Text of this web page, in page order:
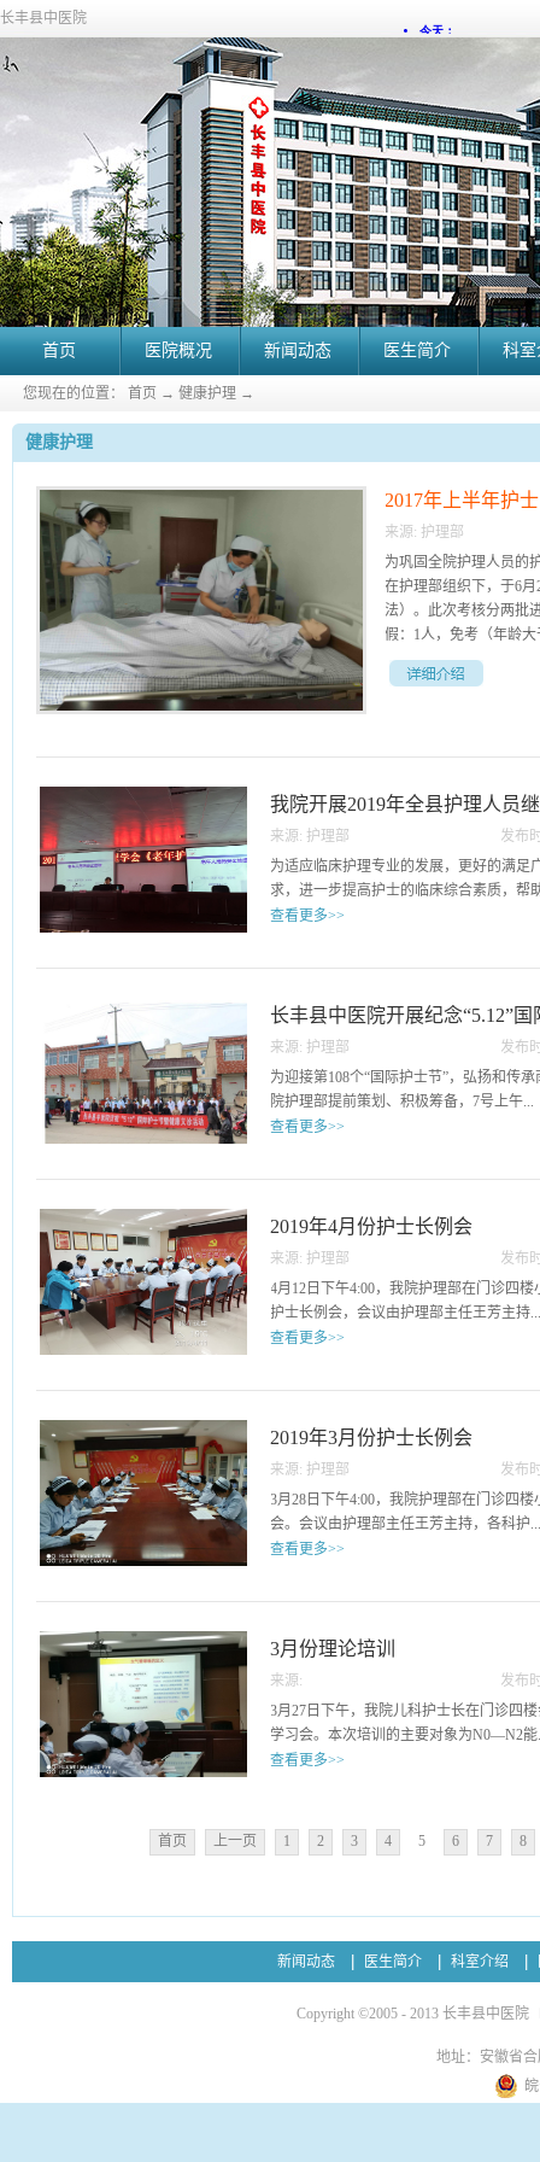
长丰县中医院
首页 医院概况 新闻动态 医生简介 科
您现在的位置： 首页 → 健康护理 →
健康护理
2017年上半年护
来源: 护理部
为巩固全院护理人员的
在护理部组织下，于6
法）。此次考核分两批
假：1人，免考（年龄
法，报警有效处置，各
况。针对过程中出现的
确有效为患者提供高
平，在护理部组织下，
法）。此次考核分两批
文关怀原则，查对制度
步提高。
我院开展2019年全县护理人员
来源: 护理部
发布
10
为适应临床护理专业的发展，更好的满足
求，进一步提高护士的临床综合素质，帮
班”在长丰县中医院大会议室顺利进行举
护理学会多位知名护理专家亲自授课。
高翠英，合肥市护理学会副理事长、市二
俊翠，合肥市护理学会副理事长、市三院
云，合肥市护理学会副秘书长、市一院护
六位专家前来授课。主要围绕“老年的用
的应用、高血压健康教育与管理”等主题
吸引了来自全县各医疗单位200余名护理
家详细给我们讲解了老年人用药方面的
用药管理，促进了护士自身全面素质的提
日下午张建凤专家详细给我们讲解了脑卒
综述的撰写，在综述中，现有的研究基础
上，通过对文献的梳理和分析，预测后续
展趋势体现在“述”上，余主任用大量的事
有述的论文综述，让我们受益匪浅。6月2
查看更多>>
长丰县中医院开展纪念“5.12”
来源: 护理部
发布
05
为迎接第108个“国际护士节”，弘扬和传
院护理部提前策划、积极筹备，7号上午...
他们做健康指导，用真挚的微笑、热情的
家的高度肯定。
查看更多>>
2019年4月份护士长例会
来源: 护理部
发布
22
4月12日下午4:00，我院护理部在门诊四
护士长例会，会议由护理部主任王芳主持
快进入角色以及提出骨外科换药室的落实
控反馈、护理文书、排班表、送血标本
查看更多>>
2019年3月份护士长例会
来源: 护理部
发布
05
3月28日下午4:00，我院护理部在门诊四
会。会议由护理部主任王芳主持，各科护
置了4月份的工作重点。护理部供稿2019
查看更多>>
3月份理论培训
来源:
发布
03
3月27日下午，我院儿科护士长在门诊四
学习会。本次培训的主要对象为N0—N2能
机制、诱因及哮喘的诊断、治疗要点、预
等方面进行了详细的解读。
查看更多>>
首页 上一页 1 2 3 4 5 6 7 8
新闻动态 医生简介 科室介绍
Copyright ©2005 - 2013 长丰县中医院
地址：安徽省